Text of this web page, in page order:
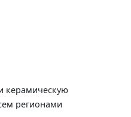
керамическую
регионами